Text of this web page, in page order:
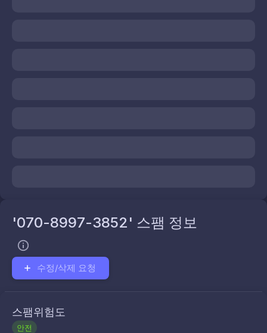
'070-8997-3852' 스팸 정보
수정/삭제 요청
스팸위험도
안전